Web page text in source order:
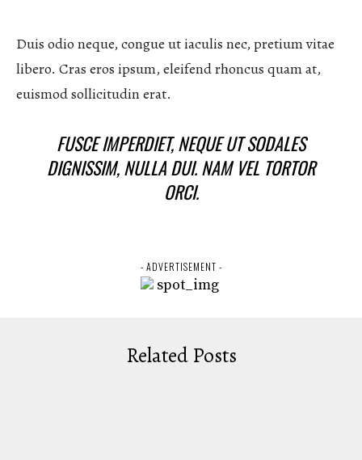
Duis odio neque, congue ut iaculis nec, pretium vitae
libero. Cras eros ipsum, eleifend rhoncus quam at,
euismod sollicitudin erat.
FUSCE IMPERDIET, NEQUE UT SODALES
DIGNISSIM, NULLA DUI. NAM VEL TORTOR
ORCI.
- ADVERTISEMENT -
Related Posts